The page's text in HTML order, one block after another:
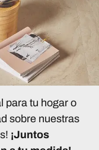
para tu hogar o
sobre nuestras
¡Juntos